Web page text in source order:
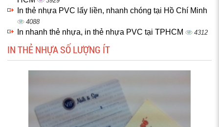
In thẻ nhựa PVC lấy liền, nhanh chóng tại Hồ Chí Minh
4088
In nhanh thẻ nhựa, in thẻ nhựa PVC tại TPHCM 4312
IN THẺ NHỰA SỐ LƯỢNG ÍT